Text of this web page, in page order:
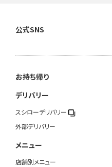
公式SNS
お持ち帰り
デリバリー
スシローデリバリー
外部デリバリー
メニュー
店舗別メニュー